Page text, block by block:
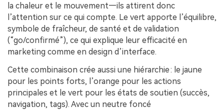
la chaleur et le mouvement—ils attirent donc
l’attention sur ce qui compte. Le vert apporte l’équilibre,
symbole de fraîcheur, de santé et de validation
(“go/confirmé”), ce qui explique leur efficacité en
marketing comme en design d’interface.
Cette combinaison crée aussi une hiérarchie : le jaune
pour les points forts, l’orange pour les actions
principales et le vert pour les états de soutien (succès,
navigation, tags). Avec un neutre foncé